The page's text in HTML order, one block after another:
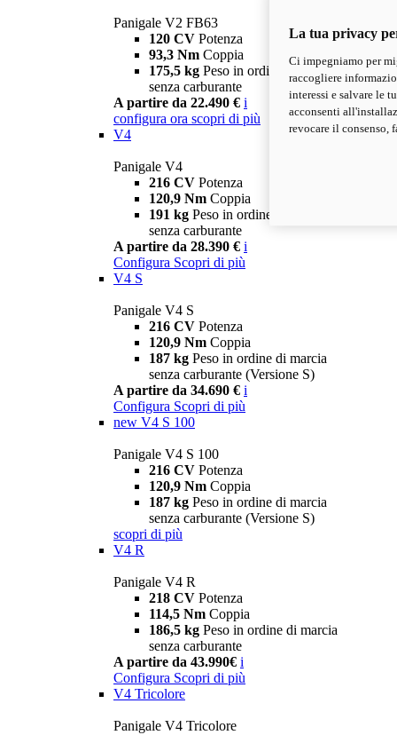
Panigale V2 FB63
120 CV Potenza
93,3 Nm Coppia
175,5 kg Peso in ordine di marcia
senza carburante
A partire da 22.490 € i
configura ora scopri di più
V4
Panigale V4
216 CV Potenza
120,9 Nm Coppia
191 kg Peso in ordine di marcia
senza carburante
A partire da 28.390 € i
Configura Scopri di più
V4 S
Panigale V4 S
216 CV Potenza
120,9 Nm Coppia
187 kg Peso in ordine di marcia
senza carburante (Versione S)
A partire da 34.690 € i
Configura Scopri di più
new V4 S 100
Panigale V4 S 100
216 CV Potenza
120,9 Nm Coppia
187 kg Peso in ordine di marcia
senza carburante (Versione S)
scopri di più
V4 R
Panigale V4 R
218 CV Potenza
114,5 Nm Coppia
186,5 kg Peso in ordine di marcia
senza carburante
A partire da 43.990€ i
Configura Scopri di più
V4 Tricolore
Panigale V4 Tricolore
La tua privacy
Ci impegniamo per
raccogliere
interessi e salvare le
acconsenti
revocare il consenso,